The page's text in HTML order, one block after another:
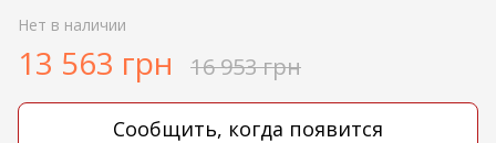
Нет в наличии
13 563 грн 16 953 грн
Сообщить, когда появится